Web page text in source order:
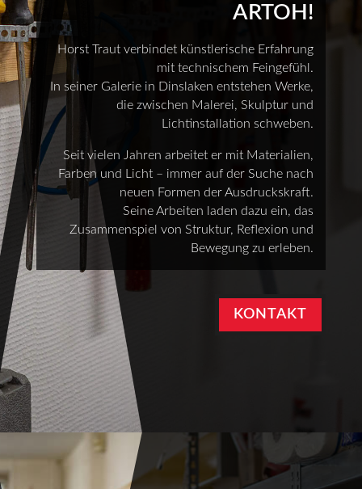
ARTOH!
Horst Traut verbindet künstlerische Erfahrung
mit technischem Feingefühl.
In seiner Galerie in Dinslaken entstehen Werke,
die zwischen Malerei, Skulptur und
Lichtinstallation schweben.
Seit vielen Jahren arbeitet er mit Materialien,
Farben und Licht – immer auf der Suche nach
neuen Formen der Ausdruckskraft.
Seine Arbeiten laden dazu ein, das
Zusammenspiel von Struktur, Reflexion und
Bewegung zu erleben.
KONTAKT